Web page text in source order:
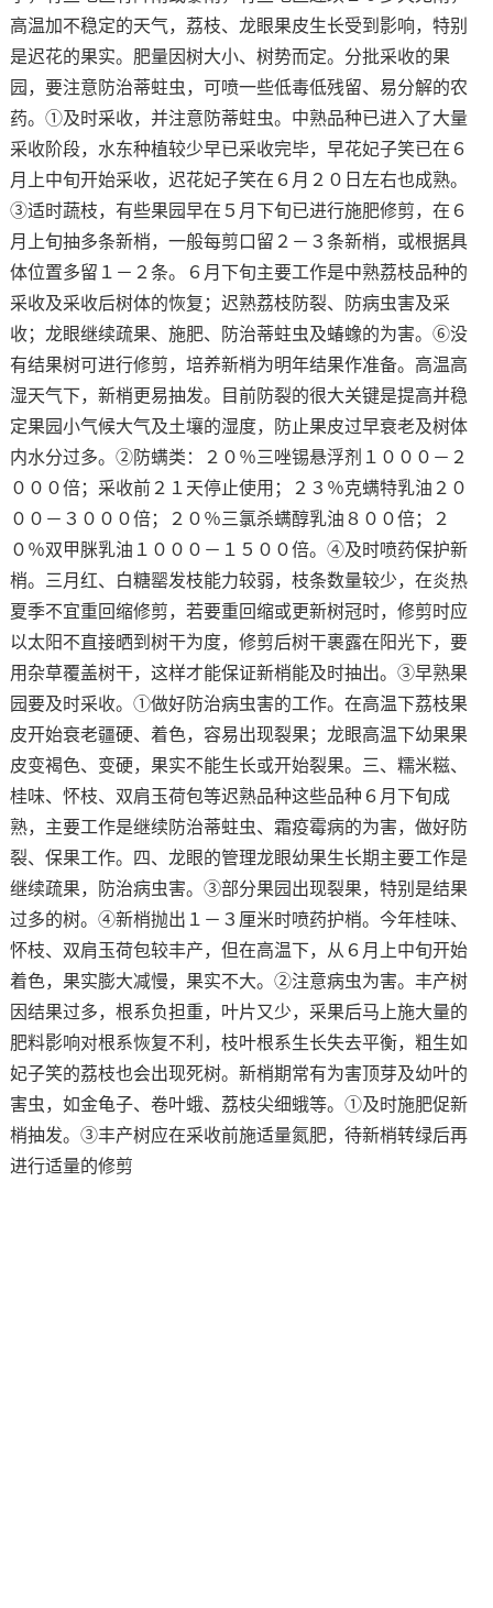
高温加不稳定的天气，荔枝、龙眼果皮生长受到影响，特别
是迟花的果实。肥量因树大小、树势而定。分批采收的果
园，要注意防治蒂蛀虫，可喷一些低毒低残留、易分解的农
药。①及时采收，并注意防蒂蛀虫。中熟品种已进入了大量
采收阶段，水东种植较少早已采收完毕，早花妃子笑已在６
月上中旬开始采收，迟花妃子笑在６月２０日左右也成熟。
③适时蔬枝，有些果园早在５月下旬已进行施肥修剪，在６
月上旬抽多条新梢，一般每剪口留２－３条新梢，或根据具
体位置多留１－２条。６月下旬主要工作是中熟荔枝品种的
采收及采收后树体的恢复；迟熟荔枝防裂、防病虫害及采
收；龙眼继续疏果、施肥、防治蒂蛀虫及蝽蟓的为害。⑥没
有结果树可进行修剪，培养新梢为明年结果作准备。高温高
湿天气下，新梢更易抽发。目前防裂的很大关键是提高并稳
定果园小气候大气及土壤的湿度，防止果皮过早衰老及树体
内水分过多。②防螨类：２０％三唑锡悬浮剂１０００－２
０００倍；采收前２１天停止使用；２３％克螨特乳油２０
００－３０００倍；２０％三氯杀螨醇乳油８００倍；２
０％双甲脒乳油１０００－１５００倍。④及时喷药保护新
梢。三月红、白糖罂发枝能力较弱，枝条数量较少，在炎热
夏季不宜重回缩修剪，若要重回缩或更新树冠时，修剪时应
以太阳不直接晒到树干为度，修剪后树干裹露在阳光下，要
用杂草覆盖树干，这样才能保证新梢能及时抽出。③早熟果
园要及时采收。①做好防治病虫害的工作。在高温下荔枝果
皮开始衰老疆硬、着色，容易出现裂果；龙眼高温下幼果果
皮变褐色、变硬，果实不能生长或开始裂果。三、糯米糍、
桂味、怀枝、双肩玉荷包等迟熟品种这些品种６月下旬成
熟，主要工作是继续防治蒂蛀虫、霜疫霉病的为害，做好防
裂、保果工作。四、龙眼的管理龙眼幼果生长期主要工作是
继续疏果，防治病虫害。③部分果园出现裂果，特别是结果
过多的树。④新梢抛出１－３厘米时喷药护梢。今年桂味、
怀枝、双肩玉荷包较丰产，但在高温下，从６月上中旬开始
着色，果实膨大减慢，果实不大。②注意病虫为害。丰产树
因结果过多，根系负担重，叶片又少，采果后马上施大量的
肥料影响对根系恢复不利，枝叶根系生长失去平衡，粗生如
妃子笑的荔枝也会出现死树。新梢期常有为害顶芽及幼叶的
害虫，如金龟子、卷叶蛾、荔枝尖细蛾等。①及时施肥促新
梢抽发。③丰产树应在采收前施适量氮肥，待新梢转绿后再
进行适量的修剪